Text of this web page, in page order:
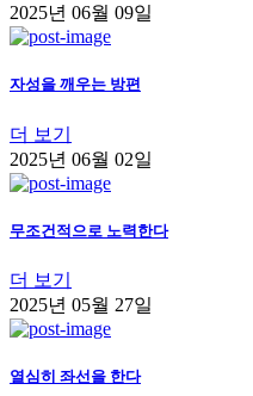
2025년 06월 09일
자성을 깨우는 방편
더 보기
2025년 06월 02일
무조건적으로 노력한다
더 보기
2025년 05월 27일
열심히 좌선을 한다